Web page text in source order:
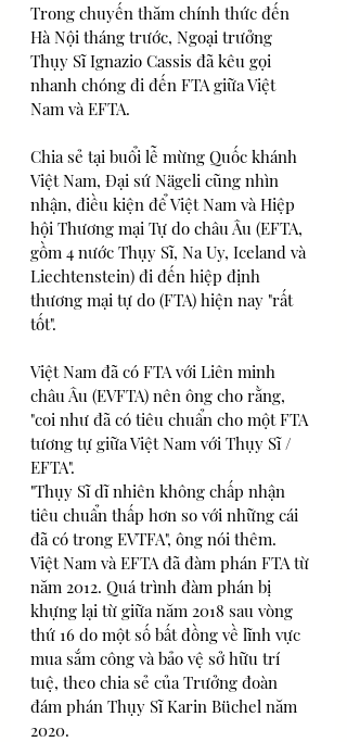
Trong chuyến thăm chính thức đến
Hà Nội tháng trước, Ngoại trưởng
Thụy Sĩ Ignazio Cassis đã kêu gọi
nhanh chóng đi đến FTA giữa Việt
Nam và EFTA.
Chia sẻ tại buổi lễ mừng Quốc khánh
Việt Nam, Đại sứ Nägeli cũng nhìn
nhận, điều kiện để Việt Nam và Hiệp
hội Thương mại Tự do châu Âu (EFTA,
gồm 4 nước Thụy Sĩ, Na Uy, Iceland và
Liechtenstein) đi đến hiệp định
thương mại tự do (FTA) hiện nay "rất
tốt".
Việt Nam đã có FTA với Liên minh
châu Âu (EVFTA) nên ông cho rằng,
"coi như đã có tiêu chuẩn cho một FTA
tương tự giữa Việt Nam với Thụy Sĩ /
EFTA".
"Thụy Sĩ dĩ nhiên không chấp nhận
tiêu chuẩn thấp hơn so với những cái
đã có trong EVTFA", ông nói thêm.
Việt Nam và EFTA đã đàm phán FTA từ
năm 2012. Quá trình đàm phán bị
khựng lại từ giữa năm 2018 sau vòng
thứ 16 do một số bất đồng về lĩnh vực
mua sắm công và bảo vệ sở hữu trí
tuệ, theo chia sẻ của Trưởng đoàn
đám phán Thụy Sĩ Karin Büchel năm
2020.